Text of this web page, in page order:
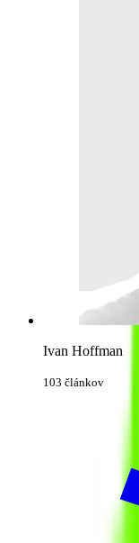
Ivan Hoffman
103 článkov